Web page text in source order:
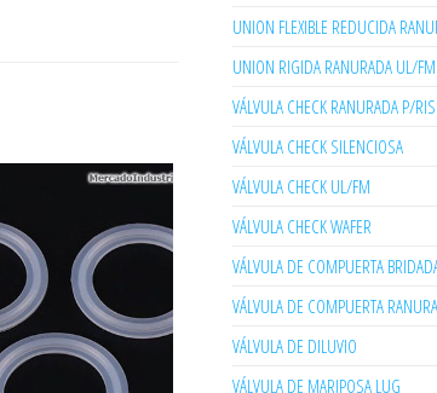
UNION FLEXIBLE REDUCIDA
UNION RIGIDA RANURADA UL/FM
VÁLVULA CHECK RANURADA P/
VÁLVULA CHECK SILENCIOSA
VÁLVULA CHECK UL/FM
VÁLVULA CHECK WAFER
VÁLVULA DE COMPUERTA
VÁLVULA DE COMPUERTA
VÁLVULA DE DILUVIO
VÁLVULA DE MARIPOSA LUG